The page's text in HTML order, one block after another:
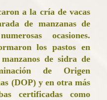
a la cría de vacas
de manzanas de
ocasiones.
los pastos en
de sidra de
de Origen
(DOP) y en otra más
certificadas como